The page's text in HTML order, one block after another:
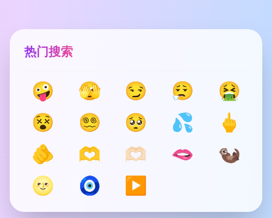
热门搜索
🤪 🫣 😏 😮‍💨
🤮
😵
😵‍💫 🥺 💦
🖕
🫵
🫶 🫶🏻 🫦
🦦
🌝
🧿 ▶️